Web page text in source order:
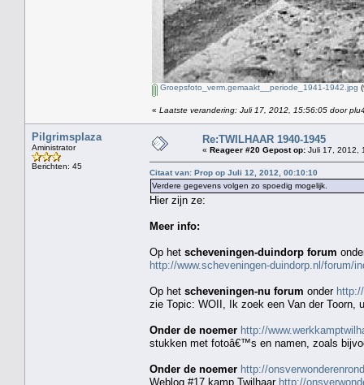
Groepsfoto_verm.gemaakt__periode_1941-1942.jpg
« Laatste verandering: Juli 17, 2012, 15:56:05 door
Pilgrimsplaza
Aministrator
Berichten: 45
Re:TWILHAAR 1940-1945
« Reageer #20 Gepost op: Juli 17, 2012,
Citaat van: Prop op Juli 12, 2012, 00:10:10
Verdere gegevens volgen zo spoedig mogelijk.
Hier zijn ze:
Meer info:
Op het scheveningen-duindorp forum
http://www.scheveningen-duindorp.nl/forum/
Op het scheveningen-nu forum onder
zie Topic: WOII, Ik zoek een Van der Toorn,
Onder de noemer http://
stukken met fotoâ€™s en namen, zoals
Onder de noemer http://
Weblog #17 kamp Twilhaar http://